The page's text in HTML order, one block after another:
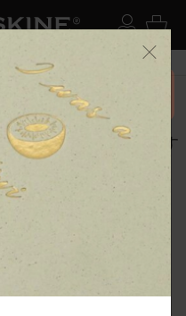
ログ
ど) カ
で送料無料 メニ
画像をエクスポートす
るために
る方法は